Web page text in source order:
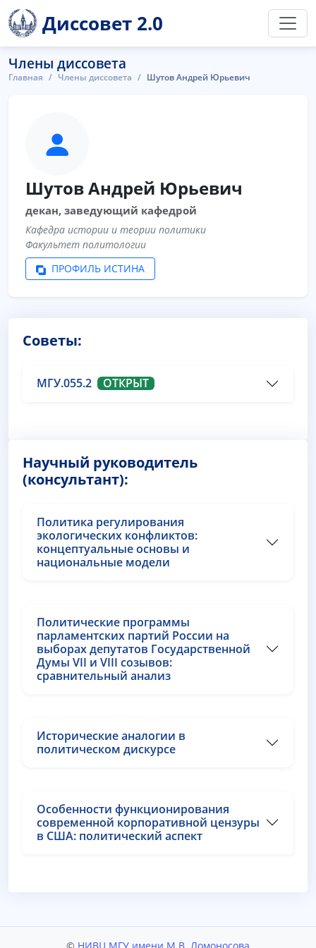
Диссовет 2.0
Члены диссовета
Главная Члены диссовета Шутов Андрей Юрьевич
Шутов Андрей Юрьевич
декан, заведующий кафедрой
Кафедра истории и теории политики
Факультет политологии
ПРОФИЛЬ ИСТИНА
Советы:
МГУ.055.2 ОТКРЫТ
Научный руководитель
(консультант):
Политика регулирования
экологических конфликтов:
концептуальные основы и
национальные модели
Политические программы
парламентских партий России на
выборах депутатов Государственной
Думы VII и VIII созывов:
сравнительный анализ
Исторические аналогии в
политическом дискурсе
Особенности функционирования
современной корпоративной цензуры
в США: политический аспект